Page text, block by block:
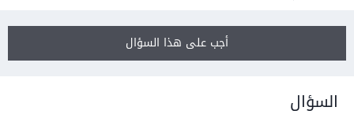
أجب على هذا السؤال
السؤال